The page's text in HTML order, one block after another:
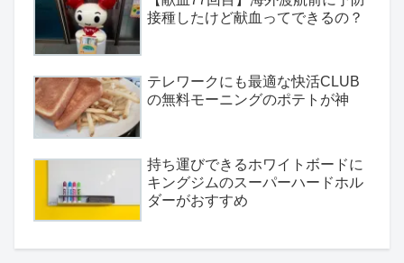
接種したけど献血ってできるの？
テレワークにも最適な快活CLUB
の無料モーニングのポテトが神
持ち運びできるホワイトボードに
キングジムのスーパーハードホル
ダーがおすすめ